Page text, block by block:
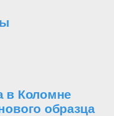
в Коломне
образца